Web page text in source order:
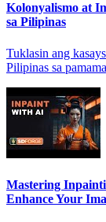
Kolonyalismo at
sa Pilipinas
Tuklasin ang
Pilipinas sa
Mastering
Enhance Your